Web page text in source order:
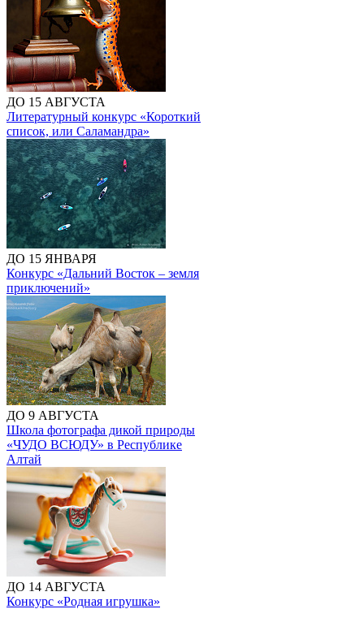
ДО 15 АВГУСТА
Литературный конкурс «Короткий
список, или Саламандра»
ДО 15 ЯНВАРЯ
Конкурс «Дальний Восток – земля
приключений»
ДО 9 АВГУСТА
Школа фотографа дикой природы
«ЧУДО ВСЮДУ» в Республике
Алтай
ДО 14 АВГУСТА
Конкурс «Родная игрушка»